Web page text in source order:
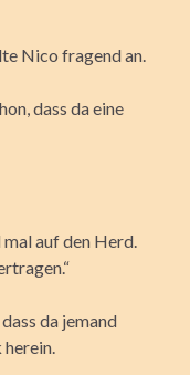
Nico fragend an.
dass da eine
mal auf den Herd.
da jemand